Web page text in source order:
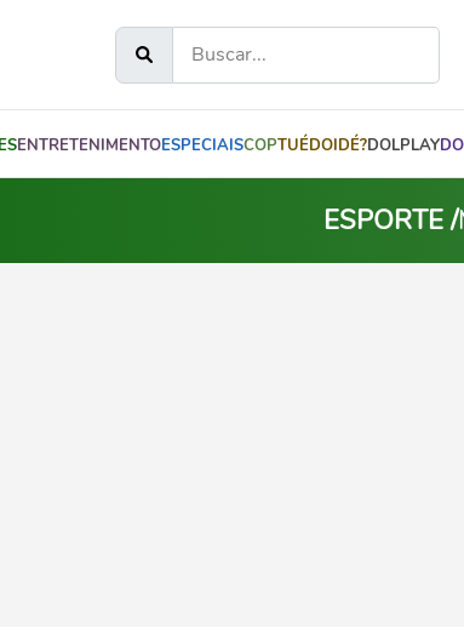
ENTRETENIMENTOESPECIAISCOPTUÉDOIDÉ?DOLPLAY
ESPORTE /